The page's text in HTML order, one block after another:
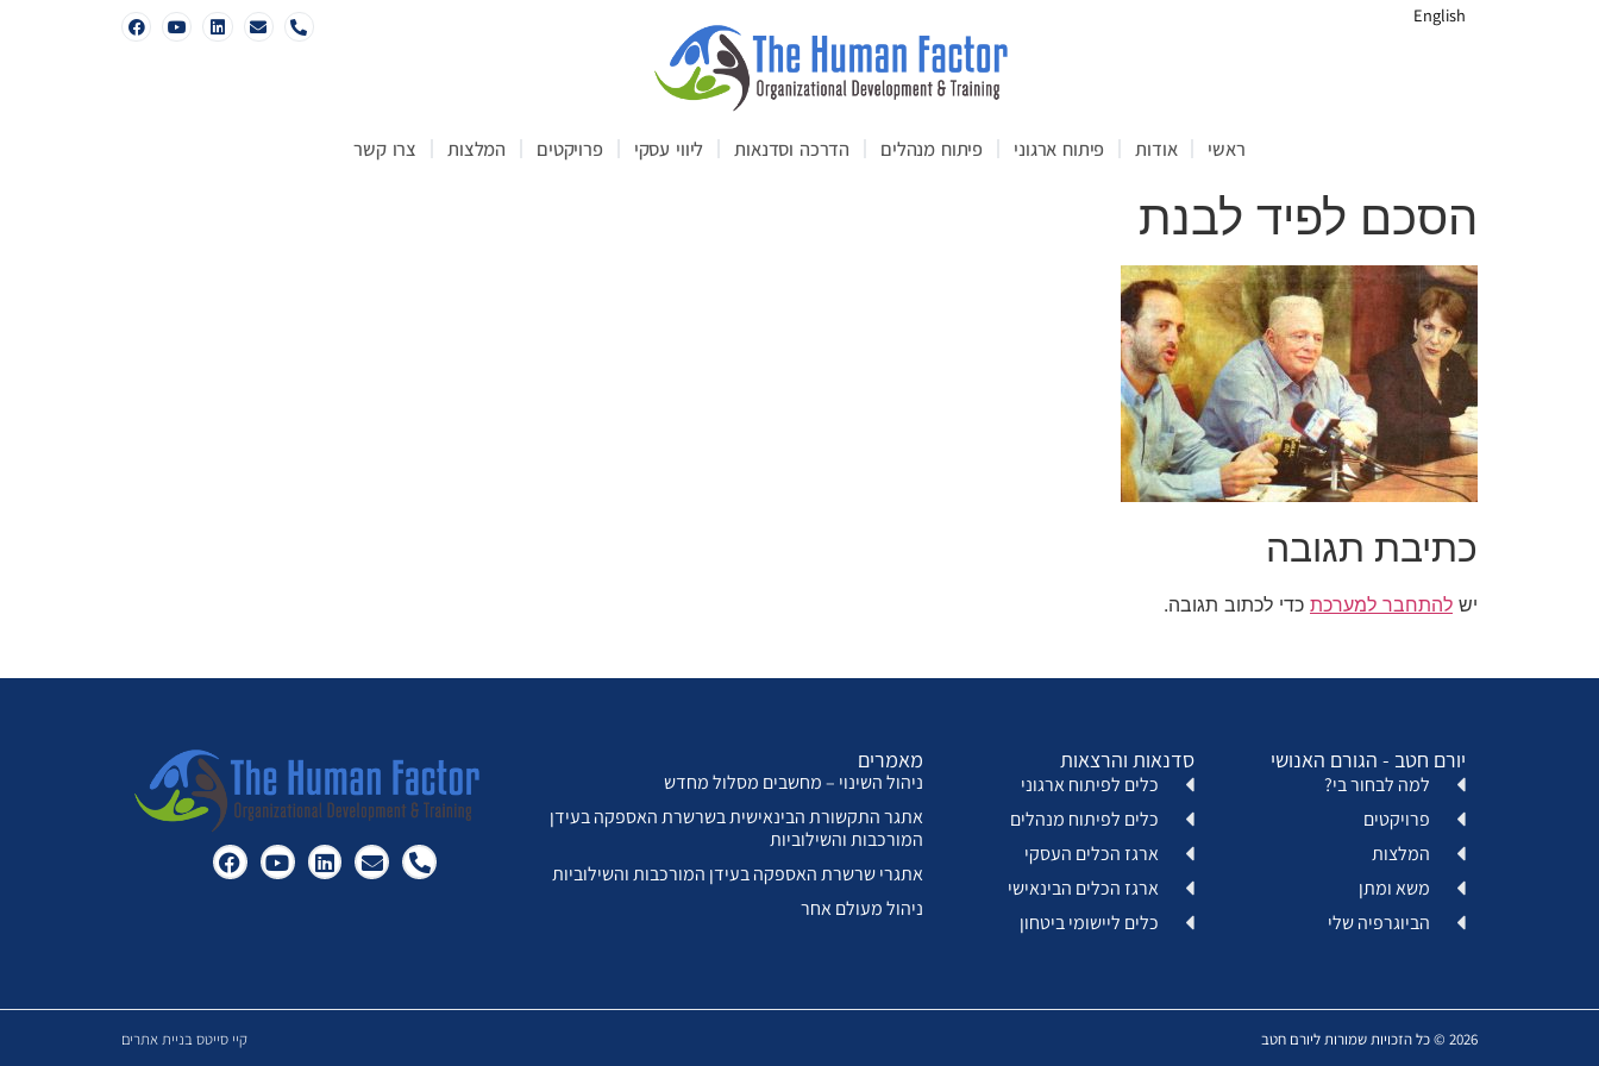
English
ראשי אודות פיתוח ארגוני פיתוח מנהלים הדרכה וסדנאות ליווי עסקי פרויקטים המלצות צרו קשר
הסכם לפיד לבנת
כתיבת תגובה
יש להתחבר למערכת כדי לכתוב תגובה.
יורם חטב - הגורם האנושי
למה לבחור בי?
פרויקטים
המלצות
משא ומתן
הביוגרפיה שלי
סדנאות והרצאות
כלים לפיתוח ארגוני
כלים לפיתוח מנהלים
ארגז הכלים העסקי
ארגז הכלים הבינאישי
כלים ליישומי ביטחון
מאמרים
ניהול השינוי – מחשבים מסלול מחדש
אתגר התקשורת הבינאישית בשרשרת האספקה בעידן
המורכבות והשילוביות
אתגרי שרשרת האספקה בעידן המורכבות והשילוביות
ניהול מעולם אחר
2026 © כל הזכויות שמורות ליורם חטב קיי סייטס בניית אתרים